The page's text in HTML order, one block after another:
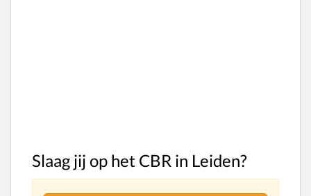
Slaag jij op het CBR in Leiden?